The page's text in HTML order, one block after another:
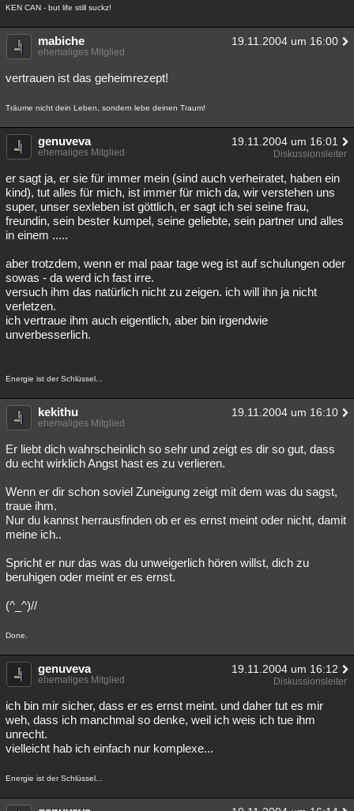
KEN CAN - but life still suckz!
mabiche 19.11.2004 um 16:00
ehemaliges Mitglied
vertrauen ist das geheimrezept!
Träume nicht dein Leben, sondern lebe deinen Traum!
genuveva 19.11.2004 um 16:01
ehemaliges Mitglied Diskussionsleiter
er sagt ja, er sie für immer mein (sind auch verheiratet, haben ein
kind), tut alles für mich, ist immer für mich da, wir verstehen uns
super, unser sexleben ist göttlich, er sagt ich sei seine frau,
freundin, sein bester kumpel, seine geliebte, sein partner und alles
in einem .....
aber trotzdem, wenn er mal paar tage weg ist auf schulungen oder
sowas - da werd ich fast irre.
versuch ihm das natürlich nicht zu zeigen. ich will ihn ja nicht
verletzen.
ich vertraue ihm auch eigentlich, aber bin irgendwie
unverbesserlich.
Energie ist der Schlüssel...
kekithu 19.11.2004 um 16:10
ehemaliges Mitglied
Er liebt dich wahrscheinlich so sehr und zeigt es dir so gut, dass
du echt wirklich Angst hast es zu verlieren.
Wenn er dir schon soviel Zuneigung zeigt mit dem was du sagst,
traue ihm.
Nur du kannst herrausfinden ob er es ernst meint oder nicht, damit
meine ich..
Spricht er nur das was du unweigerlich hören willst, dich zu
beruhigen oder meint er es ernst.
(^_^)//
Done.
genuveva 19.11.2004 um 16:12
ehemaliges Mitglied Diskussionsleiter
ich bin mir sicher, dass er es ernst meint. und daher tut es mir
weh, dass ich manchmal so denke, weil ich weis ich tue ihm
unrecht.
vielleicht hab ich einfach nur komplexe...
Energie ist der Schlüssel...